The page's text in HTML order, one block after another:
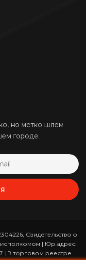
но метко шлём
городе.
Свидетельство о
| Юр.адрес:
| В торговом реестре
365820 | Режим работы: